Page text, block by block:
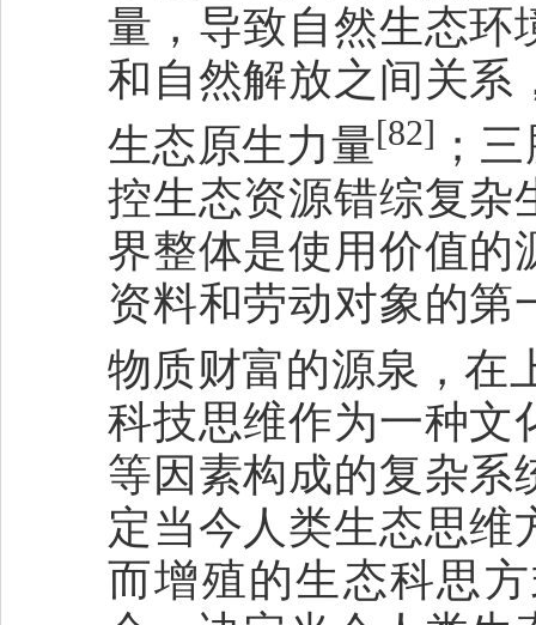
量，导致自然生态环
和自然解放之间关系
生态原生力量[82] ；
控生态资源错综复杂
界整体是使用价值的
资料和劳动对象的第
物质财富的源泉，在
科技思维作为一种文
等因素构成的复杂系
定当今人类生态思维
而增殖的生态科思